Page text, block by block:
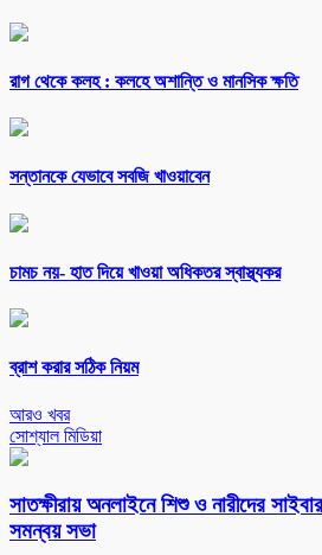
রাগ থেকে কলহ : কলহে অশান্তি ও মানসিক ক্ষতি
সন্তানকে যেভাবে সবজি খাওয়াবেন
চামচ নয়- হাত দিয়ে খাওয়া অধিকতর স্বাস্থ্যকর
ব্রাশ করার সঠিক নিয়ম
আরও খবর
সোশ্যাল মিডিয়া
সাতক্ষীরায় অনলাইনে শিশু ও নারীদের
সমন্বয় সভা